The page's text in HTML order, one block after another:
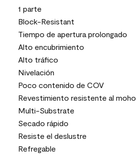
1 parte
Block-Resistant
Tiempo de apertura prolongado
Alto encubrimiento
Alto tráfico
Nivelación
Poco contenido de COV
Revestimiento resistente al moho
Multi-Substrate
Secado rápido
Resiste el deslustre
Refregable